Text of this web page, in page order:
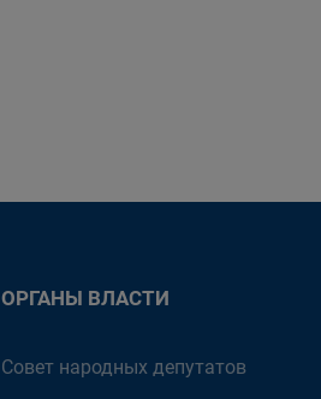
ОРГАНЫ ВЛАСТИ
Совет народных депутатов